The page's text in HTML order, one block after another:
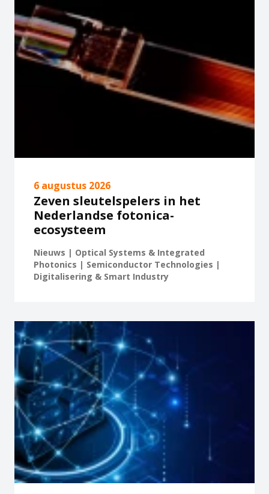
6 augustus 2026
Zeven sleutelspelers in het
Nederlandse fotonica-
ecosysteem
Nieuws | Optical Systems & Integrated
Photonics | Semiconductor Technologies |
Digitalisering & Smart Industry